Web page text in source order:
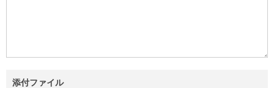
添付ファイル